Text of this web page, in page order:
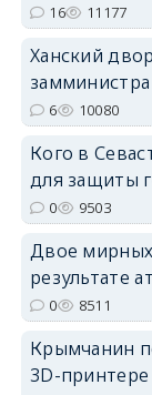
16 11177
Ханский
6 10080
Кого в
для защиты
0 9503
Двое
результате
0 8511
Крымчанин
3D-